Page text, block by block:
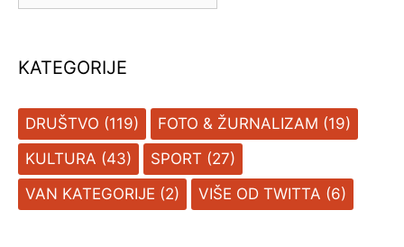
KATEGORIJE
DRUŠTVO (119) FOTO & ŽURNALIZAM (19)
KULTURA (43) SPORT (27)
VAN KATEGORIJE (2) VIŠE OD TWITTA (6)